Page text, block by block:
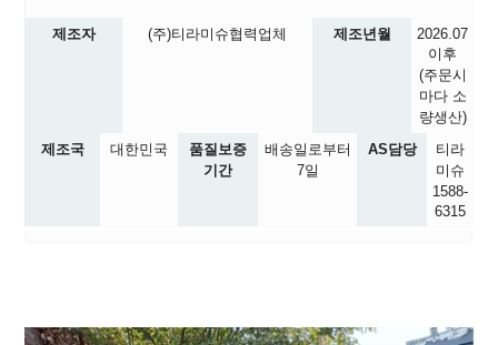
제조자 (주)티라미슈협력업체 제조년월
2026.07
이후
(주문시
마다 소
량생산)
제조국
대한민국
품질보증
기간
배송일로부터
7일
AS담당
티라
미슈
1588-
6315